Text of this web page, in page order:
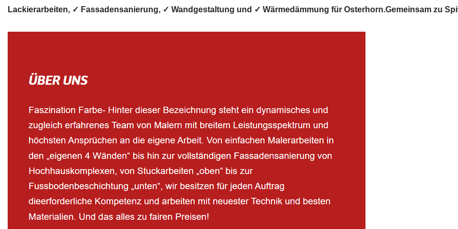
Lackierarbeiten, ✓ Fassadensanierung, ✓ Wandgestaltung und ✓ Wärmedämmung für Osterhorn.Gemeinsam zu